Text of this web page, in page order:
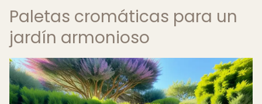
Paletas cromáticas para un
jardín armonioso